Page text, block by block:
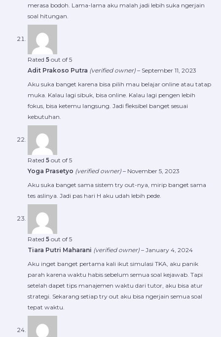
merasa bodoh. Lama-lama aku malah jadi lebih suka ngerjain
soal hitungan.
Rated 5 out of 5
Adit Prakoso Putra (verified owner) – September 11, 2023
Aku suka banget karena bisa pilih mau belajar online atau tatap
muka. Kalau lagi sibuk, bisa online. Kalau lagi pengen lebih
fokus, bisa ketemu langsung. Jadi fleksibel banget sesuai
kebutuhan.
Rated 5 out of 5
Yoga Prasetyo (verified owner) – November 5, 2023
Aku suka banget sama sistem try out-nya, mirip banget sama
tes aslinya. Jadi pas hari H aku udah lebih pede.
Rated 5 out of 5
Tiara Putri Maharani (verified owner) – January 4, 2024
Aku inget banget pertama kali ikut simulasi TKA, aku panik
parah karena waktu habis sebelum semua soal kejawab. Tapi
setelah dapet tips manajemen waktu dari tutor, aku bisa atur
strategi. Sekarang setiap try out aku bisa ngerjain semua soal
tepat waktu.